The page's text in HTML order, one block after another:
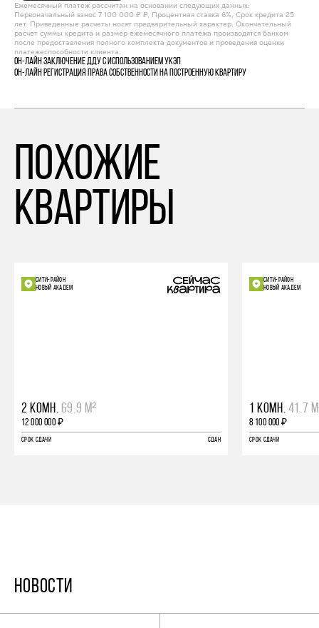
Ежемесячный платеж рассчитан на основании следующих данных:
Первоначальный взнос 7 100 000 ₽ ₽, Процентная ставка 6%, Срок кредита 25
лет. Приведенные расчеты носят предварительный характер. Окончательный
расчет суммы кредита и размер ежемесячного платежа производятся банком
после предоставления полного комплекта документов и проведения оценки
платежеспособности клиента.
Он-лайн заключение ДДУ с использованием УКЭП
Он-лайн регистрация права собственности на построенную квартиру
похожие
квартиры
СИТИ-РАЙОН
НОВЫЙ АКАДЕМ
2 КОМН. 69.9 М²
12 000 000 ₽
СРОК СДАЧИ СДАН
СИТИ-РАЙОН
НОВЫЙ АКАДЕМ
1 КОМН. 41.7
8 100 000 ₽
СРОК СДАЧИ
НОВОСТИ